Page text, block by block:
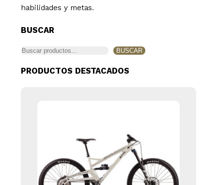
habilidades y metas.
BUSCAR
BUSCAR
PRODUCTOS DESTACADOS